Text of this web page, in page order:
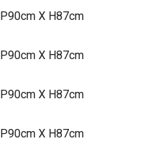
X H87cm
X H87cm
X H87cm
X H87cm